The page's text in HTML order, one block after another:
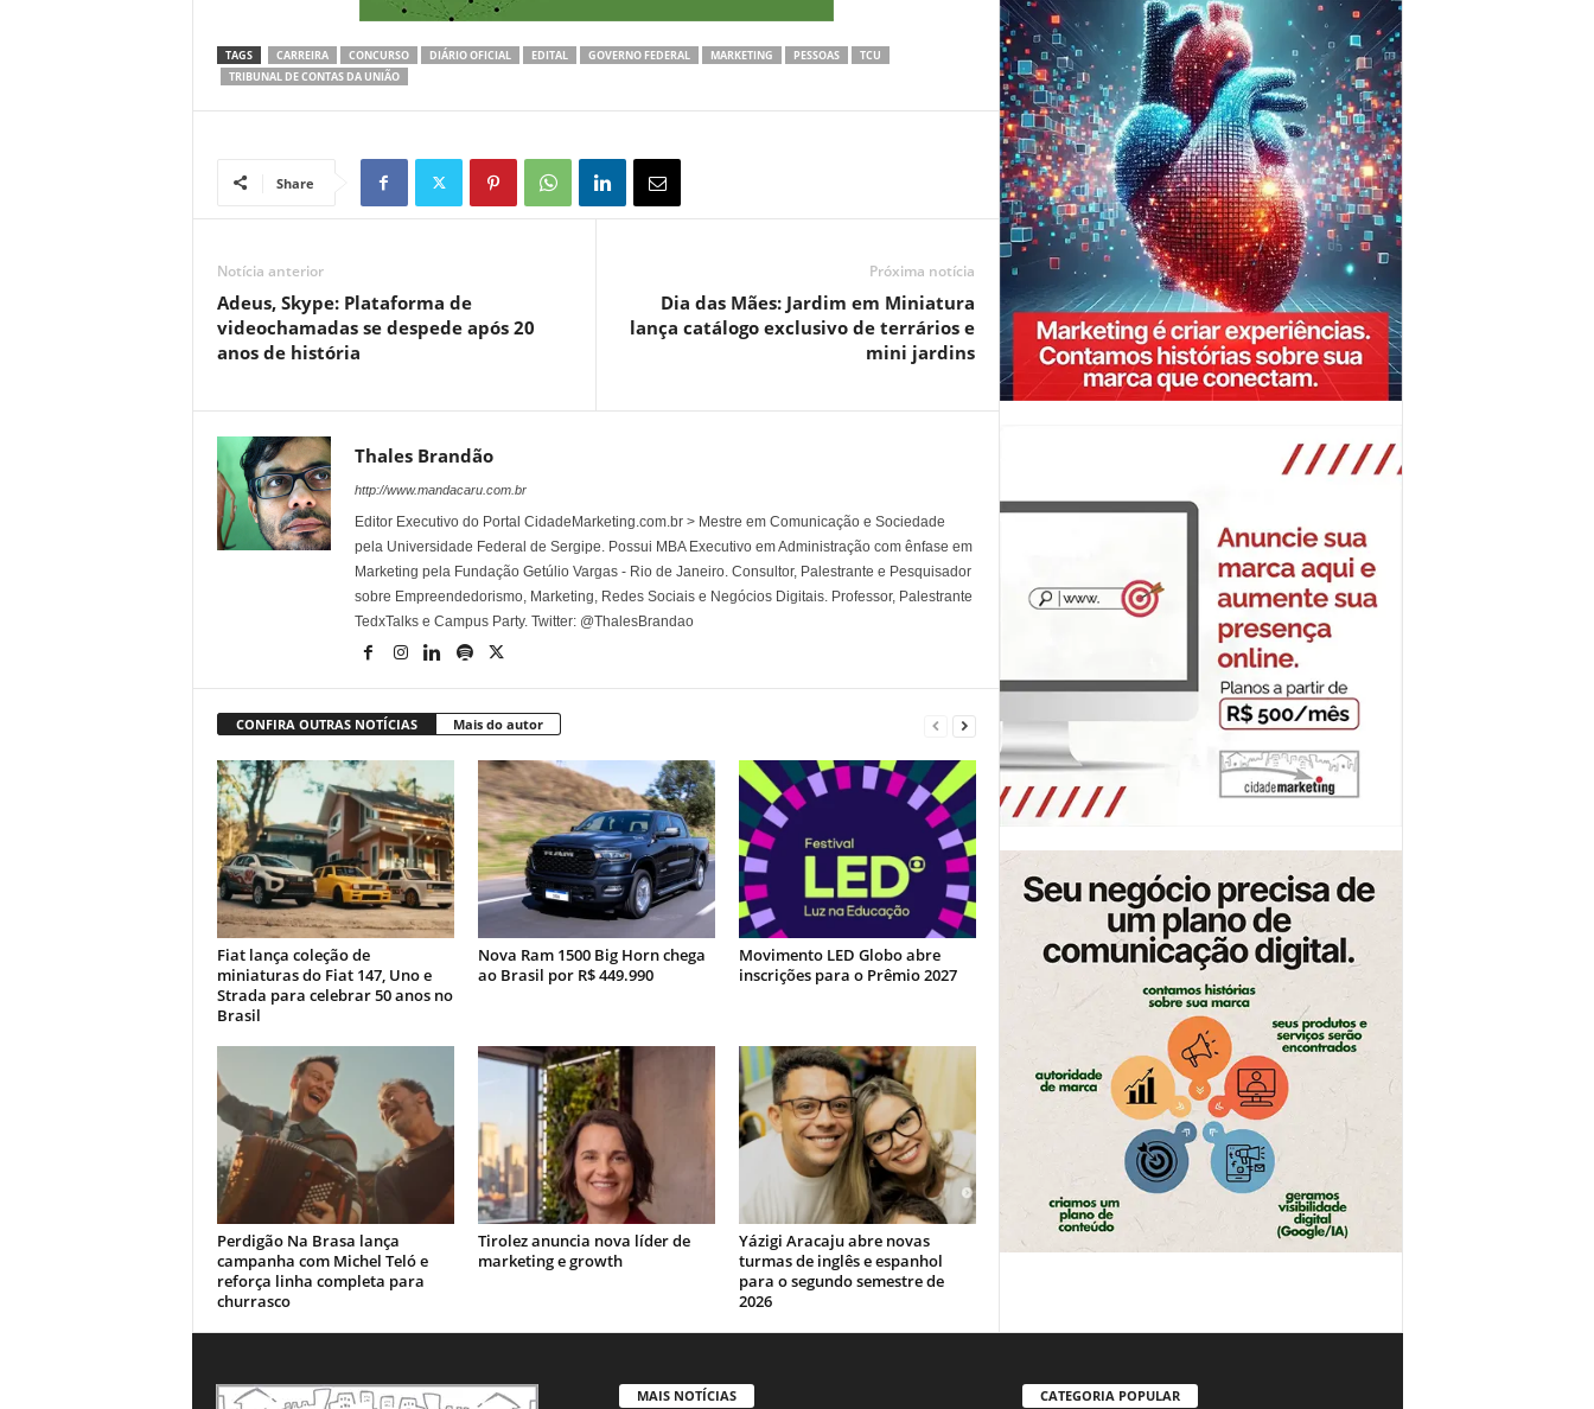
TAGS CARREIRA CONCURSO DIÁRIO OFICIAL EDITAL GOVERNO FEDERAL MARKETING PESSOAS
TCU
TRIBUNAL DE CONTAS DA UNIÃO
Share
Notícia anterior
Adeus, Skype: Plataforma de
videochamadas se despede após 20
anos de história
Próxima notícia
Dia das Mães: Jardim em Miniatura
lança catálogo exclusivo de terrários e
mini jardins
Thales Brandão
http://www.mandacaru.com.br
Editor Executivo do Portal CidadeMarketing.com.br > Mestre em Comunicação e Sociedade
pela Universidade Federal de Sergipe. Possui MBA Executivo em Administração com ênfase em
Marketing pela Fundação Getúlio Vargas - Rio de Janeiro. Consultor, Palestrante e Pesquisador
sobre Empreendedorismo, Marketing, Redes Sociais e Negócios Digitais. Professor, Palestrante
TedxTalks e Campus Party. Twitter: @ThalesBrandao
CONFIRA OUTRAS NOTÍCIAS Mais do autor
Fiat lança coleção de
miniaturas do Fiat 147, Uno e
Strada para celebrar 50 anos no
Brasil
Nova Ram 1500 Big Horn chega
ao Brasil por R$ 449.990
Movimento LED Globo abre
inscrições para o Prêmio 2027
Perdigão Na Brasa lança
campanha com Michel Teló e
reforça linha completa para
churrasco
Tirolez anuncia nova líder de
marketing e growth
Yázigi Aracaju abre novas
turmas de inglês e espanhol
para o segundo semestre de
2026
MAIS NOTÍCIAS CATEGORIA POPULAR